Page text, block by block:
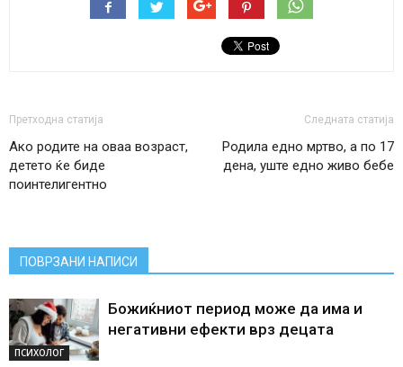
Претходна статија
Ако родите на оваа возраст,
детето ќе биде
поинтелигентно
Следната статија
Родила едно мртво, а по 17
дена, уште едно живо бебе
ПОВРЗАНИ НАПИСИ
ПСИХОЛОГ
Божиќниот период може да има и
негативни ефекти врз децата